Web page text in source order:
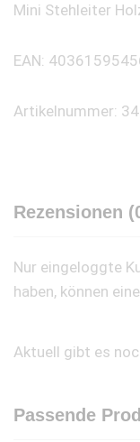
Mini Stehleiter
EAN:
Artikelnummer:
Rezensionen
Nur eingeloggte
haben, können
Aktuell gibt es
Passende